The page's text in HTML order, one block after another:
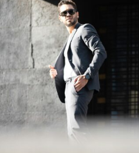
Kotitalouksien taloudessa
hintojen nousun ja korkojen
syö ostovoimaa –
perusmenoja Viime vuosien […]